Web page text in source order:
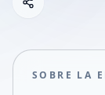
Compartir
SOBRE LA